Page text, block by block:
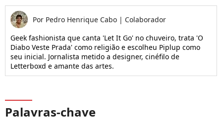
Por Pedro Henrique Cabo | Colaborador
Geek fashionista que canta 'Let It Go' no chuveiro, trata 'O
Diabo Veste Prada' como religião e escolheu Piplup como
seu inicial. Jornalista metido a designer, cinéfilo de
Letterboxd e amante das artes.
Palavras-chave